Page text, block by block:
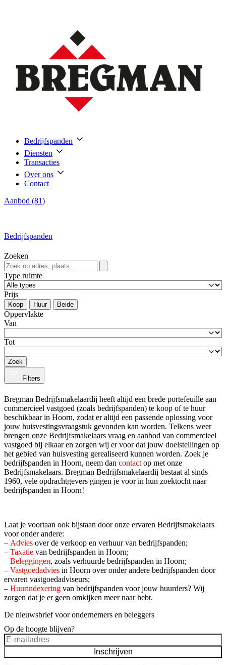
Bedrijfspanden
Diensten
Transacties
Over ons
Contact
Aanbod (81)
Bedrijfspanden
Zoeken
Type ruimte
Prijs
Koop Huur Beide
Oppervlakte
Van
Tot
Zoek
Filters
Bregman Bedrijfsmakelaardij heeft altijd een brede portefeuille aan
commercieel vastgoed (zoals bedrijfspanden) te koop of te huur
beschikbaar in Hoorn, zodat er altijd een passende oplossing voor
jouw huisvestingsvraagstuk gevonden kan worden. Telkens weer
brengen onze Bedrijfsmakelaars vraag en aanbod van commercieel
vastgoed bij elkaar en zorgen wij er voor dat jouw doelstellingen op
het gebied van huisvesting gerealiseerd kunnen worden. Zoek je
bedrijfspanden in Hoorn, neem dan contact op met onze
Bedrijfsmakelaars. Bregman Bedrijfsmakelaardij bestaat al sinds
1960, vele opdrachtgevers gingen je voor in hun zoektocht naar
bedrijfspanden in Hoorn!
Laat je voortaan ook bijstaan door onze ervaren Bedrijfsmakelaars
voor onder andere:
– Advies over de verkoop en verhuur van bedrijfspanden;
– Taxatie van bedrijfspanden in Hoorn;
– Beleggingen, zoals verhuurde bedrijfspanden in Hoorn;
– Vastgoedadvies in Hoorn over onder andere bedrijfspanden door
ervaren vastgoedadviseurs;
– Huurindexering van bedrijfspanden voor jouw huurders? Wij
zorgen dat je er geen omkijken meer naar hebt.
De nieuwsbrief voor ondernemers en beleggers
Op de hoogte blijven?
Inschrijven